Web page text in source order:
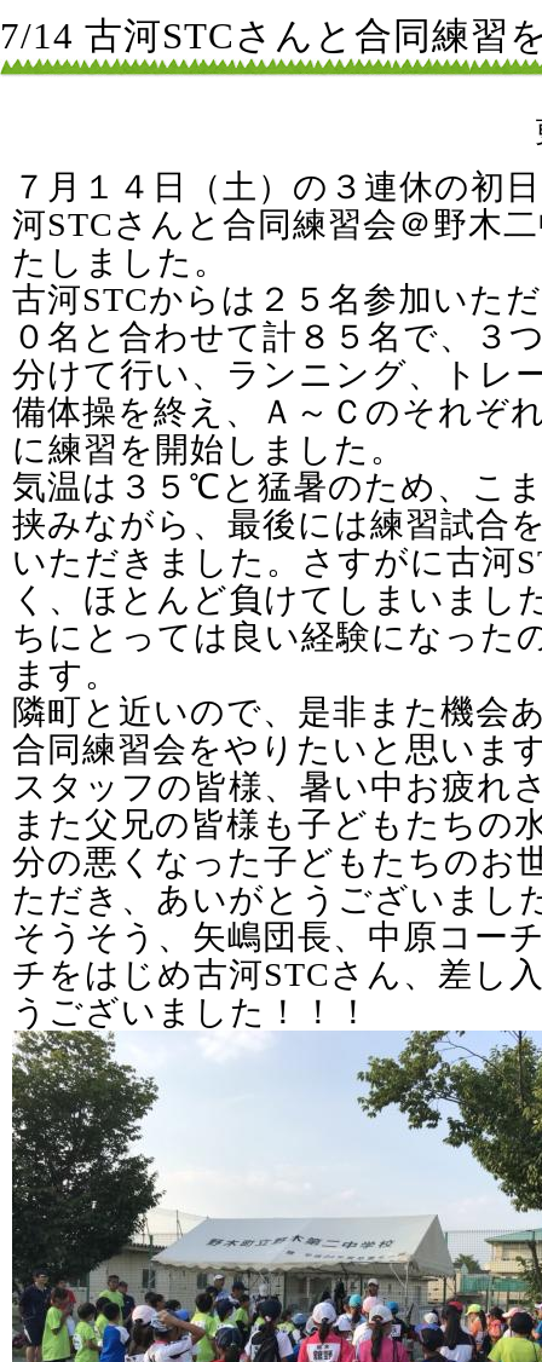
7/14 古河STCさんと合同練習
７月１４日（土）の３連休の初
河STCさんと合同練習会＠野木
たしました。
古河STCからは２５名参加いた
０名と合わせて計８５名で、３
分けて行い、ランニング、トレ
備体操を終え、Ａ～Ｃのそれぞ
に練習を開始しました。
気温は３５℃と猛暑のため、こ
挟みながら、最後には練習試合
いただきました。さすがに古河
く、ほとんど負けてしまいまし
ちにとっては良い経験になった
ます。
隣町と近いので、是非また機会
合同練習会をやりたいと思いま
スタッフの皆様、暑い中お疲れ
また父兄の皆様も子どもたちの
分の悪くなった子どもたちのお
ただき、あいがとうございまし
そうそう、矢嶋団長、中原コー
チをはじめ古河STCさん、差し
うございました！！！